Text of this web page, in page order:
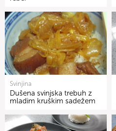
Svinjina
Dušena svinjska trebuh z
mladim kruškim sadežem